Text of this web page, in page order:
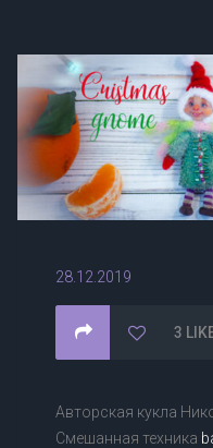
28.12.2019
3
Авторская кукла
Смешанная техника